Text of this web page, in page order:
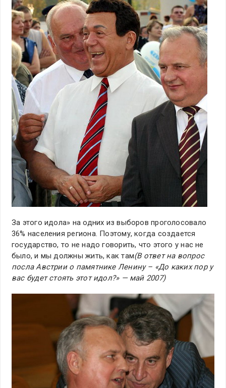
За этого идола» на одних из выборов проголосовало
36% населения региона. Поэтому, когда создается
государство, то не надо говорить, что этого у нас не
было, и мы должны жить, как там(В ответ на вопрос
посла Австрии о памятнике Ленину – «До каких пор у
вас будет стоять этот идол?» — май 2007)